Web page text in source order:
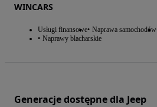
WINCARS
Usługi finansowe Naprawa samochodów
Naprawy blacharskie
Generacje dostępne dla Jeep